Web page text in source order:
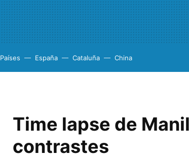
Países España Cataluña China
Time lapse de
contrastes